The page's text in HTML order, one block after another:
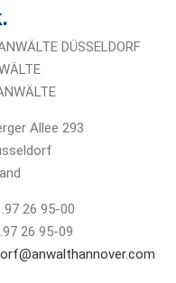
DÜSSELDORF
Allee 293
26 95-00
26 95-09